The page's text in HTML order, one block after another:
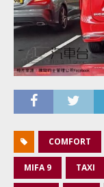
COMFORT
MIFA 9 TAXI